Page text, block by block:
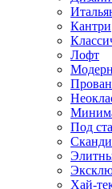
Кантри
Лофт
Модерн
Под
Хай-